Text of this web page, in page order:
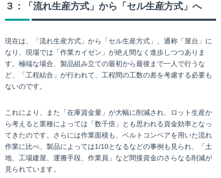
３：「流れ生産方式」から「セル生産方式」へ
現在は、「流れ生産方式」から「セル生産方式」、通称「屋台」に
なり、現場では「作業カイゼン」が絶え間なく進歩しつつありま
す。極端な場合、製品組み立ての最初から最後まで一人で行うな
ど、「工程結合」が行われて、工程間の工数の差を考慮する必要も
ないのです。
これにより、また「在庫資金量」が大幅に削減され、ロット生産か
ら考えると業種によっては「数千倍」とも思われる資金効率となっ
てきたのです。さらには作業面積も、ベルトコンベアを用いた流れ
作業に比べ、製品によっては1/10となるなどの事例も見られ、「土
地、工場建屋、運搬手段、作業員」など間接資金のさらなる削減が
見られています。